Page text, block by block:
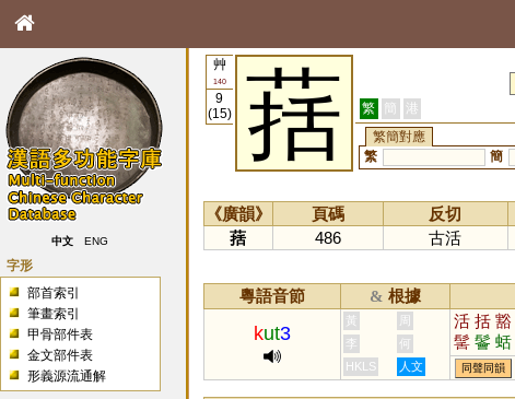
中文 ENG
字形
部首索引
筆畫索引
甲骨部件表
金文部件表
形義源流通解
艸
140
9
(15)
葀 繁 簡 港
繁簡對應
繁
簡
《廣韻》 頁碼 反切
葀
486 古活
粵語音節 & 根據
kut3
黃 周 活 括 豁
髺 鬠 蛞
李
何
HKLS
人文 同聲同韻